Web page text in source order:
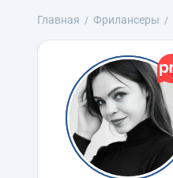
Главная Фрилансеры